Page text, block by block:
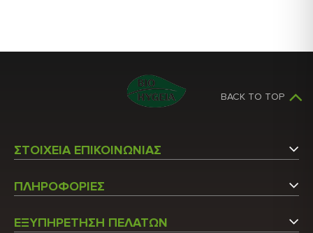
BACK TO TOP
ΣΤΟΙΧΕΙΑ ΕΠΙΚΟΙΝΩΝΙΑΣ
Άγιος Στέφανος Αττικής
Τ.Κ.: 14565
ΠΛΗΡΟΦΟΡΙΕΣ
ΕΞΥΠΗΡΕΤΗΣΗ ΠΕΛΑΤΩΝ